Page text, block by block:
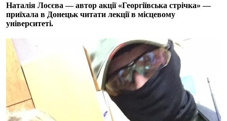
Наталія Лосєва — автор акції «Георгіївська стрічка» —
приїхала в Донецьк читати лекції в місцевому
університеті.